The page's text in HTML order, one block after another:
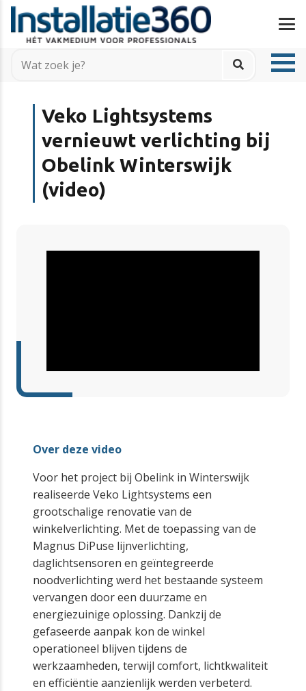
Veko Lightsystems
vernieuwt verlichting bij
Obelink Winterswijk
(video)
Over deze video
Voor het project bij Obelink in Winterswijk
realiseerde Veko Lightsystems een
grootschalige renovatie van de
winkelverlichting. Met de toepassing van de
Magnus DiPuse lijnverlichting,
daglichtsensoren en geïntegreerde
noodverlichting werd het bestaande systeem
vervangen door een duurzame en
energiezuinige oplossing. Dankzij de
gefaseerde aanpak kon de winkel
operationeel blijven tijdens de
werkzaamheden, terwijl comfort, lichtkwaliteit
en efficiëntie aanzienlijk werden verbeterd.